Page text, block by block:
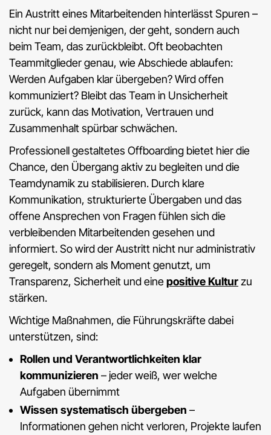
Ein Austritt eines Mitarbeitenden hinterlässt Spuren –
nicht nur bei demjenigen, der geht, sondern auch
beim Team, das zurückbleibt. Oft beobachten
Teammitglieder genau, wie Abschiede ablaufen:
Werden Aufgaben klar übergeben? Wird offen
kommuniziert? Bleibt das Team in Unsicherheit
zurück, kann das Motivation, Vertrauen und
Zusammenhalt spürbar schwächen.
Professionell gestaltetes Offboarding bietet hier die
Chance, den Übergang aktiv zu begleiten und die
Teamdynamik zu stabilisieren. Durch klare
Kommunikation, strukturierte Übergaben und das
offene Ansprechen von Fragen fühlen sich die
verbleibenden Mitarbeitenden gesehen und
informiert. So wird der Austritt nicht nur administrativ
geregelt, sondern als Moment genutzt, um
Transparenz, Sicherheit und einepositive Kulturzu
stärken.
Wichtige Maßnahmen, die Führungskräfte dabei
unterstützen, sind:
Rollen und Verantwortlichkeiten klar
kommunizieren – jeder weiß, wer welche
Aufgaben übernimmt
Wissen systematisch übergeben –
Informationen gehen nicht verloren, Projekte laufen